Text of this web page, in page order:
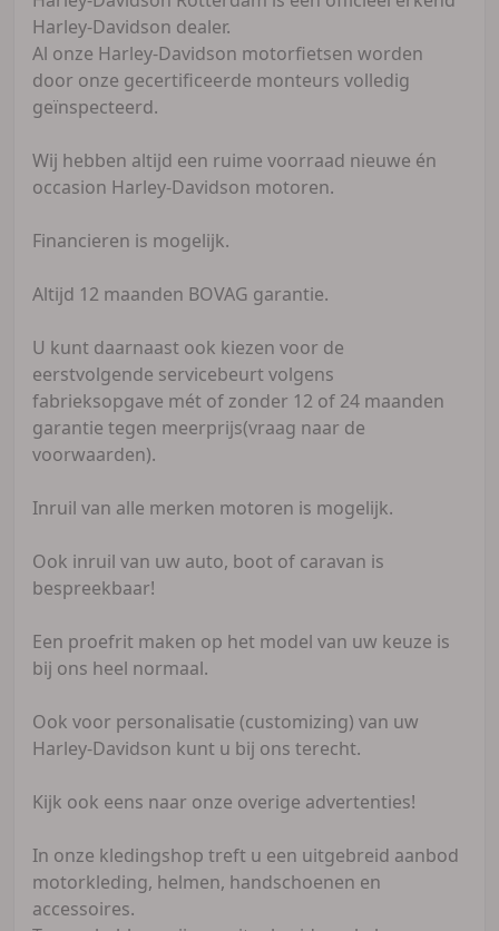
Harley-Davidson dealer.
Al onze Harley-Davidson motorfietsen worden
door onze gecertificeerde monteurs volledig
geïnspecteerd.
Wij hebben altijd een ruime voorraad nieuwe én
occasion Harley-Davidson motoren.
Financieren is mogelijk.
Altijd 12 maanden BOVAG garantie.
U kunt daarnaast ook kiezen voor de
eerstvolgende servicebeurt volgens
fabrieksopgave mét of zonder 12 of 24 maanden
garantie tegen meerprijs(vraag naar de
voorwaarden).
Inruil van alle merken motoren is mogelijk.
Ook inruil van uw auto, boot of caravan is
bespreekbaar!
Een proefrit maken op het model van uw keuze is
bij ons heel normaal.
Ook voor personalisatie (customizing) van uw
Harley-Davidson kunt u bij ons terecht.
Kijk ook eens naar onze overige advertenties!
In onze kledingshop treft u een uitgebreid aanbod
motorkleding, helmen, handschoenen en
accessoires.